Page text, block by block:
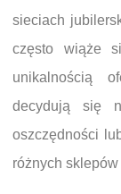
sieciach
często wiąże
unikalnością
decydują się
oszczędności
różnych